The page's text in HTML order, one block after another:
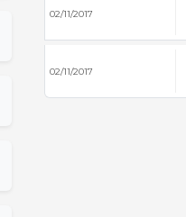
02/11/2017
02/11/2017